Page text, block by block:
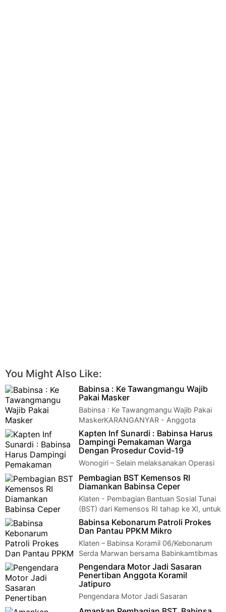
You Might Also Like:
Babinsa : Ke Tawangmangu Wajib
Pakai Masker
Babinsa : Ke Tawangmangu Wajib Pakai
MaskerKARANGANYAR - Anggota
Babinsa Koramil 08/Tawangmangu Serma Handoko dan 4
oran…
Kapten Inf Sunardi : Babinsa Harus
Dampingi Pemakaman Warga
Dengan Prosedur Covid-19
Wonogiri – Selain melaksanakan Operasi
Militer Perang, TNI-AD juga mempunyai
tugas pokok Operasi Militer Selain Perang(O…
Pembagian BST Kemensos RI
Diamankan Babinsa Ceper
Klaten - Pembagian Bantuan Sosial Tunai
(BST) dari Kemensos RI tahap ke XI, untuk
480 Keluarga Penerima Manpaat (KPM ) "…
Babinsa Kebonarum Patroli Prokes
Dan Pantau PPKM Mikro
Klaten – Babinsa Koramil 06/Kebonarum
Serda Marwan bersama Babinkamtibmas
Desa Jetis Bripka Anung dan pemerintah desa Je…
Pengendara Motor Jadi Sasaran
Penertiban Anggota Koramil
Jatipuro
Pengendara Motor Jadi Sasaran
Penertiban Anggota Koramil